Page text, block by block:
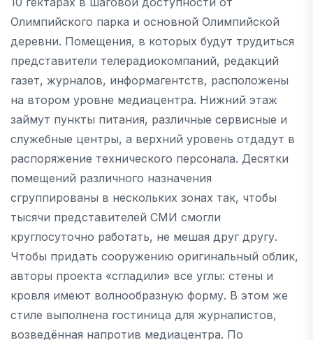
Олимпийского парка и основной Олимпийской
деревни. Помещения, в которых будут трудиться
представители телерадиокомпаний, редакций
газет, журналов, информагентств, расположены
на втором уровне медиацентра. Нижний этаж
займут пункты питания, различные сервисные и
служебные центры, а верхний уровень отдадут в
распоряжение технического персонала. Десятки
помещений различного назначения
сгруппированы в нескольких зонах так, чтобы
тысячи представителей СМИ смогли
круглосуточно работать, не мешая друг другу.
Чтобы придать сооружению оригинальный облик,
авторы проекта «сгладили» все углы: стены и
кровля имеют волнообразную форму. В этом же
стиле выполнена гостиница для журналистов,
возведённая напротив медиацентра. По